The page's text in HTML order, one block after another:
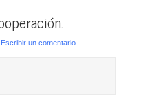
Escribir un comentario